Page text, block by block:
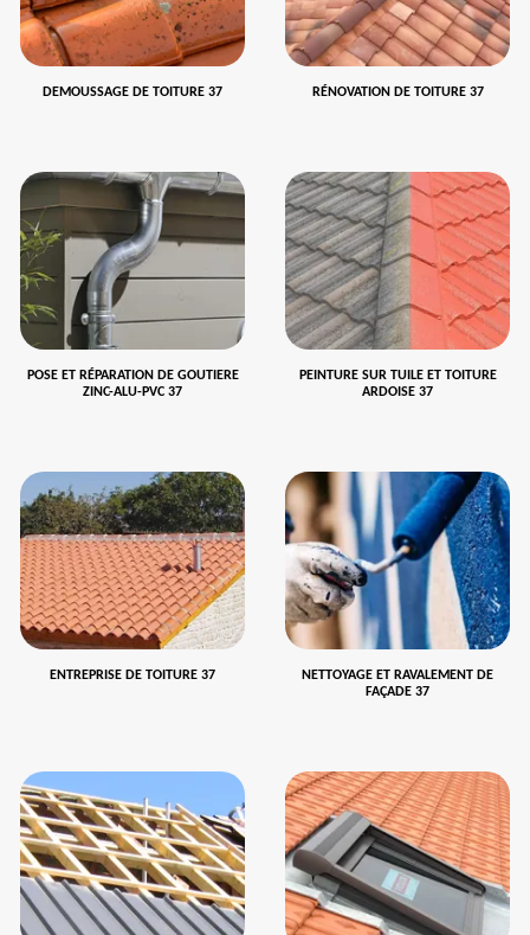
DEMOUSSAGE DE TOITURE 37 RÉNOVATION DE TOITURE 37
POSE ET RÉPARATION DE GOUTIERE
ZINC-ALU-PVC 37
PEINTURE SUR TUILE ET TOITURE
ARDOISE 37
ENTREPRISE DE TOITURE 37
NETTOYAGE ET RAVALEMENT DE
FAÇADE 37